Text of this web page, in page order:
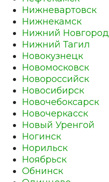
Нижневартовск
Нижнекамск
Нижний Новгород
Нижний Тагил
Новокузнецк
Новомосковск
Новороссийск
Новосибирск
Новочебоксарск
Новочеркасск
Новый Уренгой
Ногинск
Норильск
Ноябрьск
Обнинск